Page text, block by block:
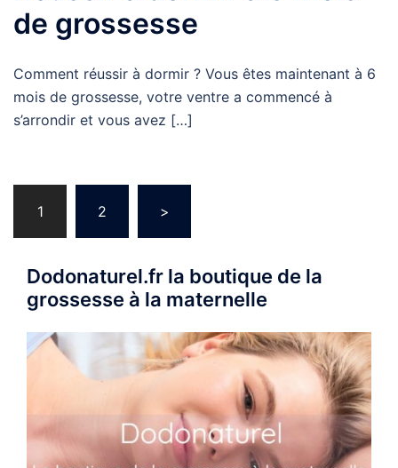
de grossesse
Comment réussir à dormir ? Vous êtes maintenant à 6
mois de grossesse, votre ventre a commencé à
s’arrondir et vous avez […]
des
articles
1 2 >
Dodonaturel.fr la boutique de la
grossesse à la maternelle